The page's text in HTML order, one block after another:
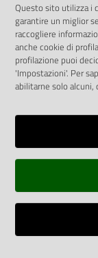
Privacy Policy
Attuazione
Liste di Attesa
ENTI, IMPRESE
Fatturazione
Richiesta
Dichiarazione di
Dati di
Questo sito utilizza i
garantire un miglior
raccogliere
anche cookie di
profilazione puoi
'Impostazioni'. Per
abilitarne solo